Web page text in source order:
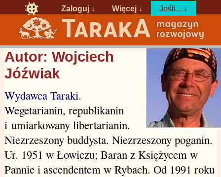
Zaloguj ↓ Więcej ↓ Jeśli... ↓
Autor: Wojciech
Jóźwiak
Wydawca Taraki.
Wegetarianin, republikanin
i umiarkowany libertarianin.
Niezrzeszony buddysta. Niezrzeszony poganin.
Ur. 1951 w Łowiczu; Baran z Księżycem w
Pannie i ascendentem w Rybach. Od 1991 roku